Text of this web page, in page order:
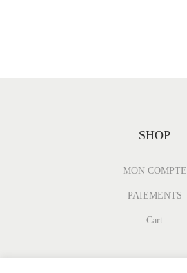
SHOP
MON COMPTE
PAIEMENTS
Cart